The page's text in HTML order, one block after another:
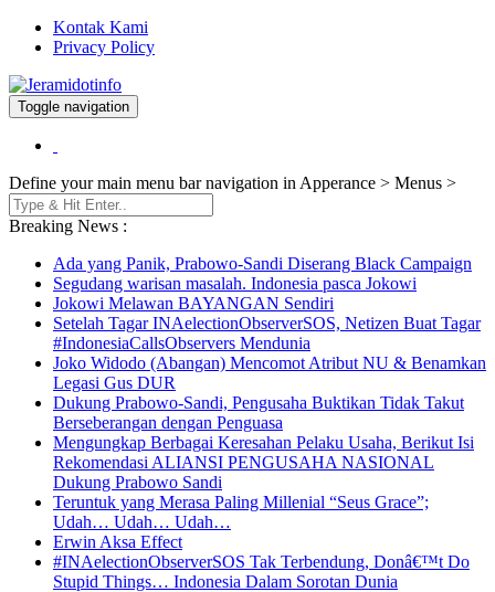
Kontak Kami
Privacy Policy
Jeramidotinfo
Berita dan Informasi Terkini
Toggle navigation
Define your main menu bar navigation in Apperance > Menus >
Breaking News :
Ada yang Panik, Prabowo-Sandi Diserang Black Campaign
Segudang warisan masalah. Indonesia pasca Jokowi
Jokowi Melawan BAYANGAN Sendiri
Setelah Tagar INAelectionObserverSOS, Netizen Buat Tagar
#IndonesiaCallsObservers Mendunia
Joko Widodo (Abangan) Mencomot Atribut NU & Benamkan
Legasi Gus DUR
Dukung Prabowo-Sandi, Pengusaha Buktikan Tidak Takut
Berseberangan dengan Penguasa
Mengungkap Berbagai Keresahan Pelaku Usaha, Berikut Isi
Rekomendasi ALIANSI PENGUSAHA NASIONAL
Dukung Prabowo Sandi
Teruntuk yang Merasa Paling Millenial “Seus Grace”;
Udah… Udah… Udah…
Erwin Aksa Effect
#INAelectionObserverSOS Tak Terbendung, Donâ€™t Do
Stupid Things… Indonesia Dalam Sorotan Dunia